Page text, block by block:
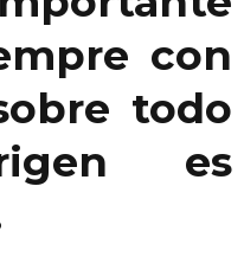
con
todo
es